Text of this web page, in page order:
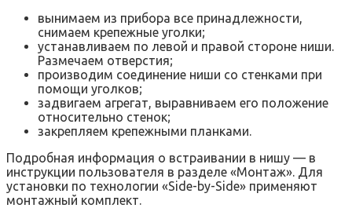
вынимаем из прибора все принадлежности,
снимаем крепежные уголки;
устанавливаем по левой и правой стороне ниши.
Размечаем отверстия;
производим соединение ниши со стенками при
помощи уголков;
задвигаем агрегат, выравниваем его положение
относительно стенок;
закрепляем крепежными планками.
Подробная информация о встраивании в нишу — в
инструкции пользователя в разделе «‎Монтаж». Для
установки по технологии «‎Side-by-Side» применяют
монтажный комплект.